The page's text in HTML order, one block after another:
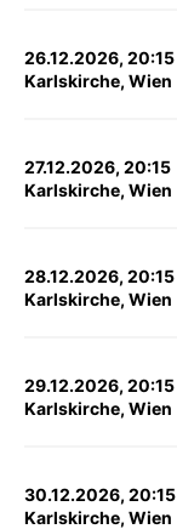
26.12.2026, 20:15
Karlskirche, Wien
27.12.2026, 20:15
Karlskirche, Wien
28.12.2026, 20:15
Karlskirche, Wien
29.12.2026, 20:15
Karlskirche, Wien
30.12.2026, 20:15
Karlskirche, Wien